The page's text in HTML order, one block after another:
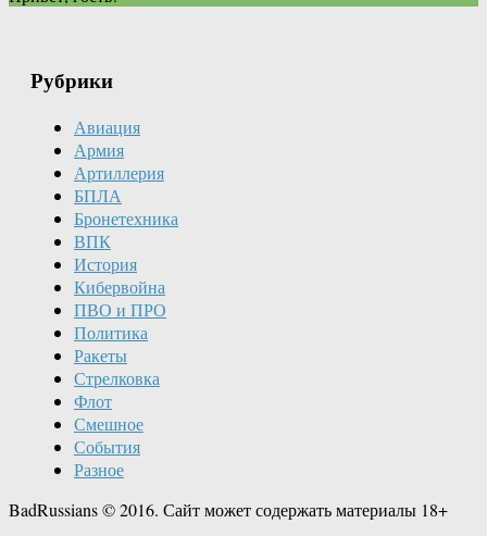
Рубрики
Авиация
Армия
Артиллерия
БПЛА
Бронетехника
ВПК
История
Кибервойна
ПВО и ПРО
Политика
Ракеты
Стрелковка
Флот
Смешное
События
Разное
BadRussians © 2016. Сайт может содержать материалы 18+